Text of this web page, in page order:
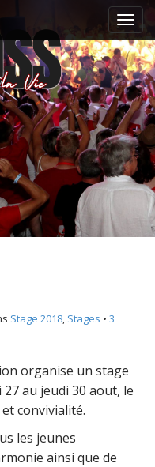
Stage 2018, Stages • 3
organise un stage
au jeudi 30 aout, le
convivialité.
les jeunes
ainsi que de